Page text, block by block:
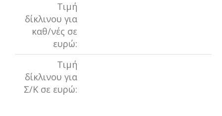
Τιμή
δίκλινου για
καθ/νές σε
ευρώ:
Τιμή
δίκλινου για
Σ/Κ σε ευρώ: